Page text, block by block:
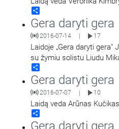
Gera daryti gera
2016-07-14 17
Laidoje „Gera daryti gera"
su žymiu solistu Liudu
pasiklausyti antrosios
Gera daryti gera
2016-07-07 | 10
Laidą veda Arūnas
Gera daryti gera